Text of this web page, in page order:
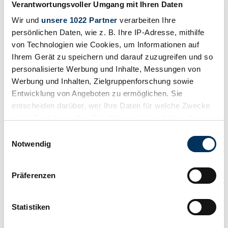
Verantwortungsvoller Umgang mit Ihren Daten
Wir und unsere 1022 Partner verarbeiten Ihre
persönlichen Daten, wie z. B. Ihre IP-Adresse, mithilfe
von Technologien wie Cookies, um Informationen auf
Ihrem Gerät zu speichern und darauf zuzugreifen und so
personalisierte Werbung und Inhalte, Messungen von
Werbung und Inhalten, Zielgruppenforschung sowie
Entwicklung von Angeboten zu ermöglichen. Sie
entscheiden darüber, wer Ihre Daten für welche Zwecke
Trigger Symbol ändern oder widerrufen
Informationen über Ihre geografische Lage
können
Notwendig
Präferenzen
Statistiken
Citroen DS
Ferrari 308
Ferrari 512
Ford Mustang
Jaguar E-Type
Jaguar XK
Range Rover
MG MGB
MG T-Type
Porsche 911
Porsche 914
Renault R 4
Triumph TR 6
Classic Cars for Sale by Topic